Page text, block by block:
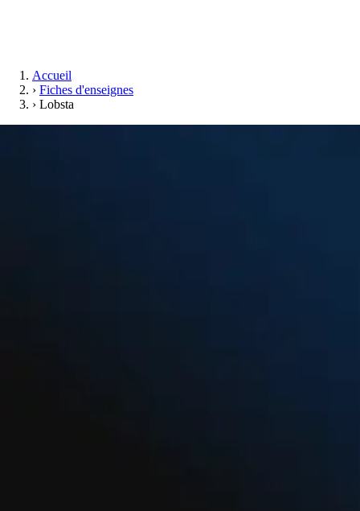
Accueil
› Fiches d'enseignes
› Lobsta